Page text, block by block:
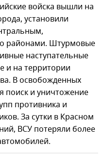
войска вышли на
установили
районами. Штурмовые
наступательные
и на территории
В освобожденных
поиск и уничтожение
противника и
За сутки в Красном
ВСУ потеряли более